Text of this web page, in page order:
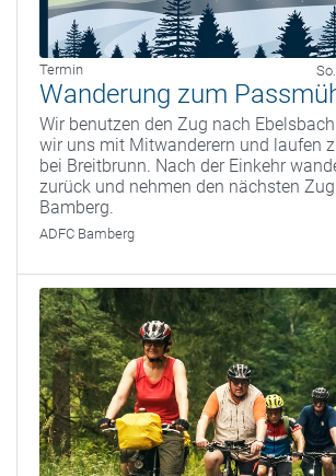
Termin
Wanderung zum
Wir benutzen den Zug nach
wir uns mit Mitwanderern und laufen
bei Breitbrunn. Nach der Einkehr
zurück und nehmen den nächsten
Bamberg.
ADFC Bamberg